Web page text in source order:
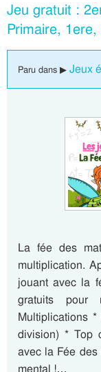
Jeu gratuit :
Primaire,
Paru dans ▶ Jeux
La fée des
multiplication.
jouant avec la
gratuits
Multiplications
division) * Top
avec la Fée
mental !…